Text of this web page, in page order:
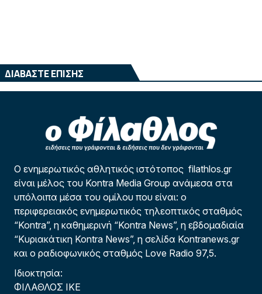
ΔΙΑΒΑΣΤΕ ΕΠΙΣΗΣ
Ο ενημερωτικός αθλητικός ιστότοπος filathlos.gr
είναι μέλος του Kontra Media Group ανάμεσα στα
υπόλοιπα μέσα του ομίλου που είναι: ο
περιφερειακός ενημερωτικός τηλεοπτικός σταθμός
“Kontra”, η καθημερινή “Kontra News”, η εβδομαδιαία
“Κυριακάτικη Kontra News”, η σελίδα Kontranews.gr
και ο ραδιοφωνικός σταθμός Love Radio 97,5.
Ιδιοκτησία:
ΦΙΛΑΘΛΟΣ ΙΚΕ